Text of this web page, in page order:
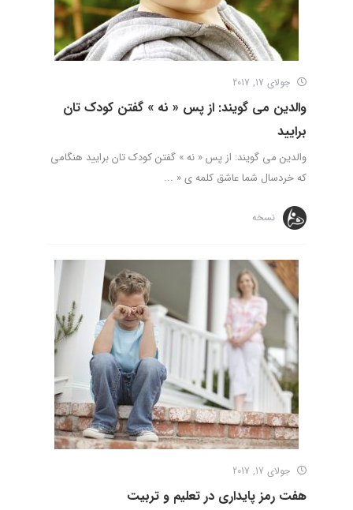
جولای 17, 2017
والدین می گویند: از پس « نه » گفتن کودک تان
برایید
والدین می گویند: از پس « نه » گفتن کودک تان برایید هنگامی
که خردسال شما عاشق کلمه ی « ...
نسخه
جولای 17, 2017
هفت رمز پایداری در تعلیم و تربیت